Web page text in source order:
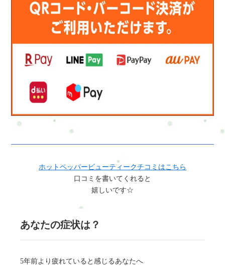
ホットペッパービューティークチコミはこちら
口コミを書いてくれると
嬉しいです☆
あなたの症状は？
5年前より疲れていると感じるあなたへ